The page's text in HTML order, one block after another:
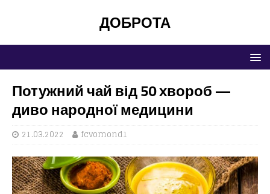
ДОБРОТА
Потужний чай від 50 хвороб —
диво народної медицини
21.03.2022 fcvomond1